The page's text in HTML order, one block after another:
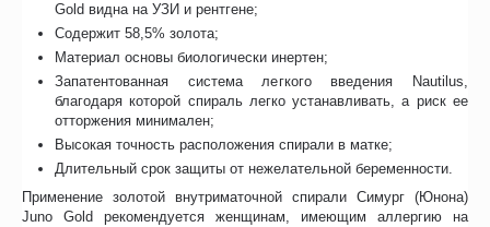
Gold видна на УЗИ и рентгене;
Содержит 58,5% золота;
Материал основы биологически инертен;
Запатентованная система легкого введения Nautilus,
благодаря которой спираль легко устанавливать, а риск ее
отторжения минимален;
Высокая точность расположения спирали в матке;
Длительный срок защиты от нежелательной беременности.
Применение золотой внутриматочной спирали Симург (Юнона)
Juno Gold рекомендуется женщинам, имеющим аллергию на